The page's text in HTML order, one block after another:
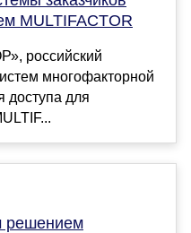
MULTIFACTOR
российский
многофакторной
доступа для
решением